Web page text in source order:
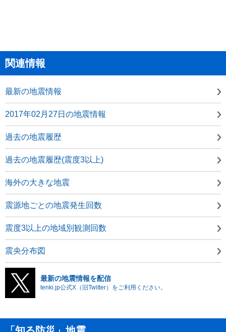
関連情報
最新の地震情報
2017年02月27日の地震情報
過去の地震履歴
過去の地震履歴(震度3以上)
海外の大きな地震
震源地ごとの地震発生回数
震度3以上の地域別観測回数
震央分布図
最新の地震情報を配信
tenki.jp公式X（旧Twitter）をご利用ください。